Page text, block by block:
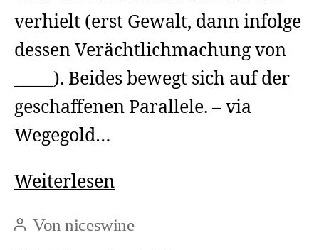
verhielt (erst Gewalt, dann infolge
dessen Verächtlichmachung von
_____). Beides bewegt sich auf der
geschaffenen Parallele. – via
Wegegold…
WeiterlesenParallelen
Beitragsautor
Vonniceswine